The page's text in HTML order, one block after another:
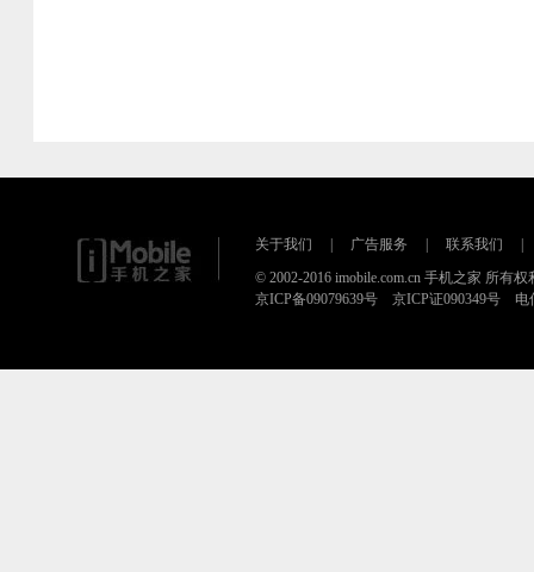
关于我们 广告服务 联系我们
© 2002-2016 imobile.com.cn 手机之家 所有权
京ICP备09079639号 京ICP证090349号 电